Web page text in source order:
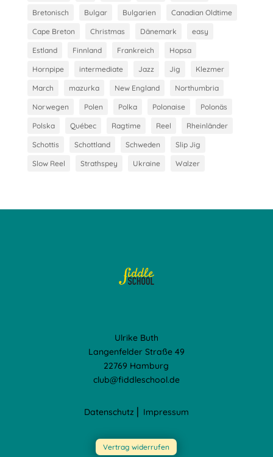
Bretonisch Bulgar Bulgarien Canadian Oldtime
Cape Breton Christmas Dänemark easy
Estland Finnland Frankreich Hopsa
Hornpipe intermediate Jazz Jig Klezmer
March mazurka New England Northumbria
Norwegen Polen Polka Polonaise Polonäs
Polska Québec Ragtime Reel Rheinländer
Schottis Schottland Schweden Slip Jig
Slow Reel Strathspey Ukraine Walzer
Ulrike Buth
Langenfelder Straße 49
22769 Hamburg
club@fiddleschool.de
Datenschutz Impressum
Vertrag widerrufen